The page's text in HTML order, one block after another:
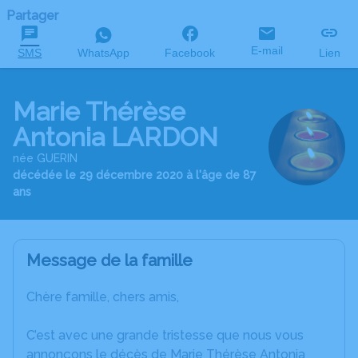
Partager
SMS WhatsApp Facebook E-mail Lien
Marie Thérèse
Antonia LARDON
née GUERIN
décédée le 29 décembre 2020 à l'âge de 87
ans
Message de la famille
Chère famille, chers amis,
C’est avec une grande tristesse que nous vous
annonçons le décès de Marie Thérèse Antonia